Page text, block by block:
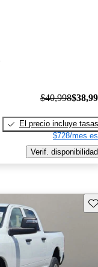
$40,998
El precio incluye tasas
$728/mes
Verif. disponibilidad